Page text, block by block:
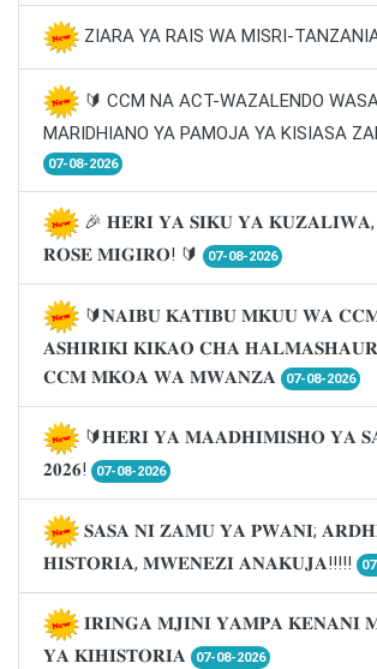
ZIARA YA RAIS WA MISRI-
🔰 CCM NA ACT-WAZALENDO
MARIDHIANO YA PAMOJA YA KISIASA
07-08-2026
🎉 𝐇𝐄𝐑𝐈 𝐘𝐀 𝐒𝐈𝐊𝐔 𝐘𝐀
𝐑𝐎𝐒𝐄 𝐌𝐈𝐆𝐈𝐑𝐎! 🔰
07-08-2026
🔰𝐍𝐀𝐈𝐁𝐔 𝐊𝐀𝐓𝐈𝐁𝐔 𝐌𝐊𝐔𝐔 𝐖𝐀
𝐀𝐒𝐇𝐈𝐑𝐈𝐊𝐈 𝐊𝐈𝐊𝐀𝐎 𝐂𝐇𝐀
𝐂𝐂𝐌 𝐌𝐊𝐎𝐀 𝐖𝐀 𝐌𝐖𝐀𝐍𝐙𝐀
07-08-2026
🔰𝐇𝐄𝐑𝐈 𝐘𝐀 𝐌𝐀𝐀𝐃𝐇𝐈𝐌𝐈𝐒𝐇𝐎 𝐘𝐀
𝟐𝟎𝟐𝟔!
07-08-2026
𝐒𝐀𝐒𝐀 𝐍𝐈 𝐙𝐀𝐌𝐔 𝐘𝐀 𝐏𝐖𝐀𝐍𝐈;
𝐇𝐈𝐒𝐓𝐎𝐑𝐈𝐀, 𝐌𝐖𝐄𝐍𝐄𝐙𝐈 𝐀𝐍𝐀𝐊𝐔𝐉𝐀!!!!!
𝐈𝐑𝐈𝐍𝐆𝐀 𝐌𝐉𝐈𝐍𝐈 𝐘𝐀𝐌𝐏𝐀 𝐊𝐄𝐍𝐀𝐍𝐈
𝐘𝐀 𝐊𝐈𝐇𝐈𝐒𝐓𝐎𝐑𝐈𝐀
07-08-2026